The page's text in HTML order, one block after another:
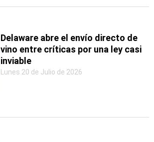
Delaware abre el envío directo de
vino entre críticas por una ley casi
inviable
Lunes 20 de Julio de 2026